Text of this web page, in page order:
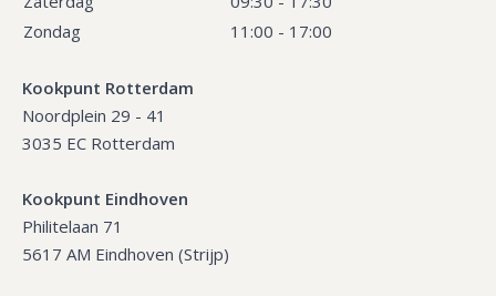
Zondag
11:00 - 17:00
Kookpunt Rotterdam
Noordplein 29 - 41
3035 EC Rotterdam
Kookpunt Eindhoven
Philitelaan 71
5617 AM Eindhoven (Strijp)